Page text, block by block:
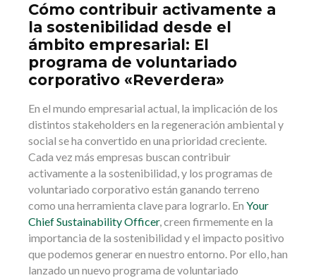
Cómo contribuir activamente a
la sostenibilidad desde el
ámbito empresarial: El
programa de voluntariado
corporativo «Reverdera»
En el mundo empresarial actual, la implicación de los
distintos stakeholders en la regeneración ambiental y
social se ha convertido en una prioridad creciente.
Cada vez más empresas buscan contribuir
activamente a la sostenibilidad, y los programas de
voluntariado corporativo están ganando terreno
como una herramienta clave para lograrlo. En Your
Chief Sustainability Officer, creen firmemente en la
importancia de la sostenibilidad y el impacto positivo
que podemos generar en nuestro entorno. Por ello, han
lanzado un nuevo programa de voluntariado